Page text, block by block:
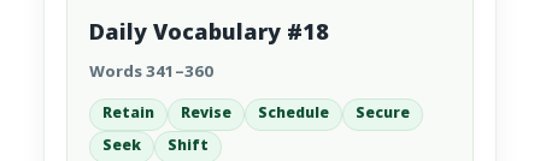
Daily Vocabulary #18
Words 341–360
Retain Revise Schedule
Secure
Seek
Shift